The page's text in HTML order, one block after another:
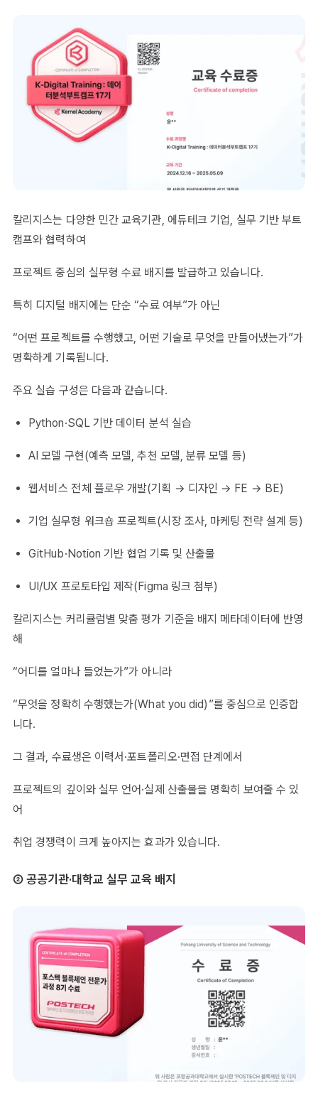
칼리지스는 다양한 민간 교육기관, 에듀테크 기업, 실무 기반 부트
캠프와 협력하여
프로젝트 중심의 실무형 수료 배지를 발급하고 있습니다.
특히 디지털 배지에는 단순 “수료 여부”가 아닌
“어떤 프로젝트를 수행했고, 어떤 기술로 무엇을 만들어냈는가”가
명확하게 기록됩니다.
주요 실습 구성은 다음과 같습니다.
Python·SQL 기반 데이터 분석 실습
AI 모델 구현(예측 모델, 추천 모델, 분류 모델 등)
웹서비스 전체 플로우 개발(기획 → 디자인 → FE → BE)
기업 실무형 워크숍 프로젝트(시장 조사, 마케팅 전략 설계 등)
GitHub·Notion 기반 협업 기록 및 산출물
UI/UX 프로토타입 제작(Figma 링크 첨부)
칼리지스는 커리큘럼별 맞춤 평가 기준을 배지 메타데이터에 반영
해
“어디를 얼마나 들었는가”가 아니라
“무엇을 정확히 수행했는가(What you did)”를 중심으로 인증합
니다.
그 결과, 수료생은 이력서·포트폴리오·면접 단계에서
프로젝트의 깊이와 실무 언어·실제 산출물을 명확히 보여줄 수 있
어
취업 경쟁력이 크게 높아지는 효과가 있습니다.
② 공공기관·대학교 실무 교육 배지